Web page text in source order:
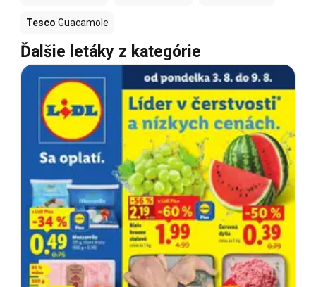
Tesco Guacamole
Ďalšie letáky z kategórie